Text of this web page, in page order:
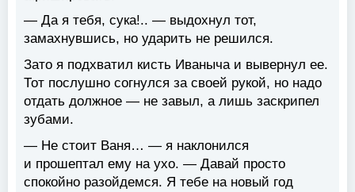
— Да я тебя, сука!.. — выдохнул тот,
замахнувшись, но ударить не решился.
Зато я подхватил кисть Иваныча и вывернул ее.
Тот послушно согнулся за своей рукой, но надо
отдать должное — не завыл, а лишь заскрипел
зубами.
— Не стоит Ваня… — я наклонился
и прошептал ему на ухо. — Давай просто
спокойно разойдемся. Я тебе на новый год